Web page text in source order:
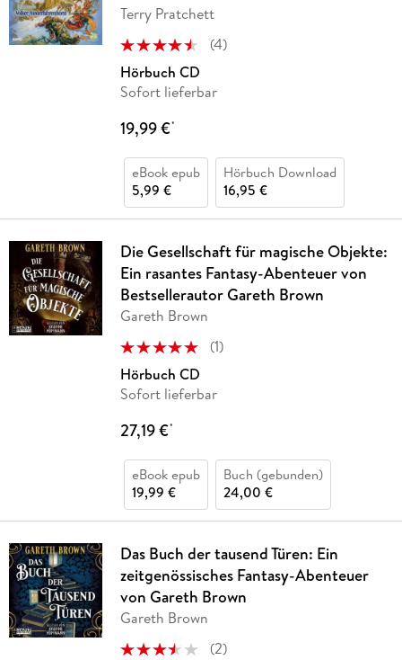
Terry Pratchett
(4)
Hörbuch CD
Sofort lieferbar
19,99 €*
eBook epub
5,99 €
Hörbuch Download
16,95 €
Die Gesellschaft für magische Objekte:
Ein rasantes Fantasy-Abenteuer von
Bestsellerautor Gareth Brown
Gareth Brown
(1)
Hörbuch CD
Sofort lieferbar
27,19 €*
eBook epub
19,99 €
Buch (gebunden)
24,00 €
Das Buch der tausend Türen: Ein
zeitgenössisches Fantasy-Abenteuer
von Gareth Brown
Gareth Brown
(2)